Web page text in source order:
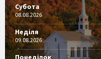
Субота
08.08.2026
Неділя
09.08.2026
Понеділок